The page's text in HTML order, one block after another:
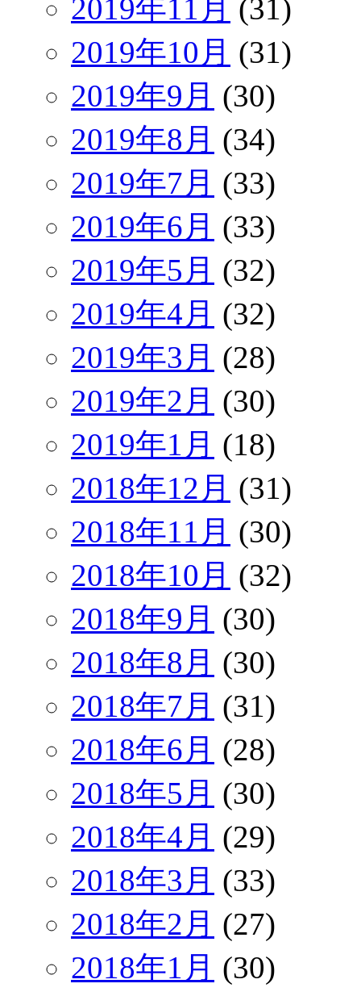
2019年11月 (31)
2019年10月 (31)
2019年9月 (30)
2019年8月 (34)
2019年7月 (33)
2019年6月 (33)
2019年5月 (32)
2019年4月 (32)
2019年3月 (28)
2019年2月 (30)
2019年1月 (18)
2018年12月 (31)
2018年11月 (30)
2018年10月 (32)
2018年9月 (30)
2018年8月 (30)
2018年7月 (31)
2018年6月 (28)
2018年5月 (30)
2018年4月 (29)
2018年3月 (33)
2018年2月 (27)
2018年1月 (30)